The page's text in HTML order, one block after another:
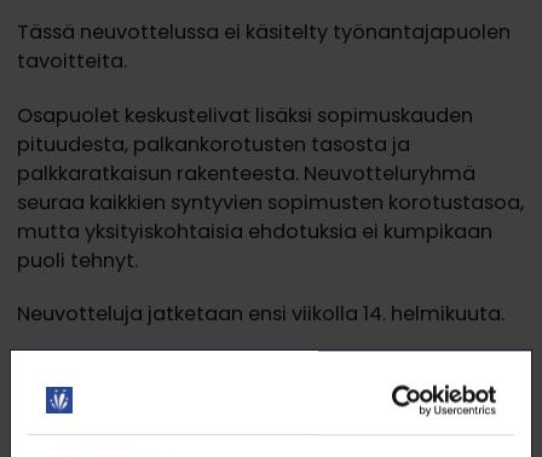
Tässä neuvottelussa ei käsitelty työnantajapuolen
tavoitteita.
Osapuolet keskustelivat lisäksi sopimuskauden
pituudesta, palkankorotusten tasosta ja
palkkaratkaisun rakenteesta. Neuvotteluryhmä
seuraa kaikkien syntyvien sopimusten korotustasoa,
mutta yksityiskohtaisia ehdotuksia ei kumpikaan
puoli tehnyt.
Neuvotteluja jatketaan ensi viikolla 14. helmikuuta.
https://www.juko.fi/valtio/